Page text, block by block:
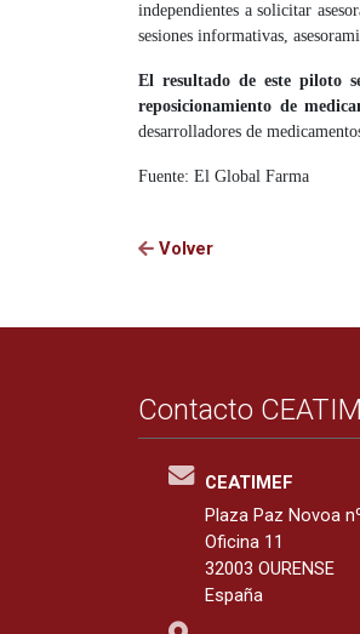
independientes a solicitar
sesiones informativas,
El resultado de este piloto
reposicionamiento de
desarrolladores de
Fuente: El Global Farma
Volver
Contacto
CEATIMEF
Plaza Paz Novoa
Oficina 11
32003 OURENSE
España